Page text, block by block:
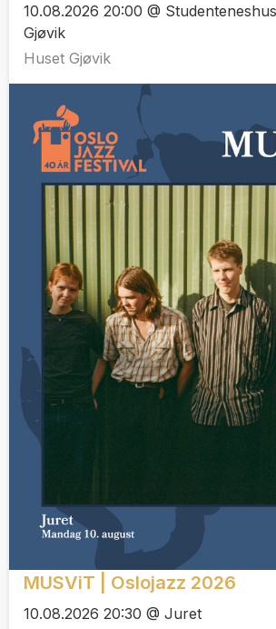
10.08.2026 20:00 @
Gjøvik
Huset Gjøvik
MUSViT | Oslojazz 2026
10.08.2026 20:30 @ Juret